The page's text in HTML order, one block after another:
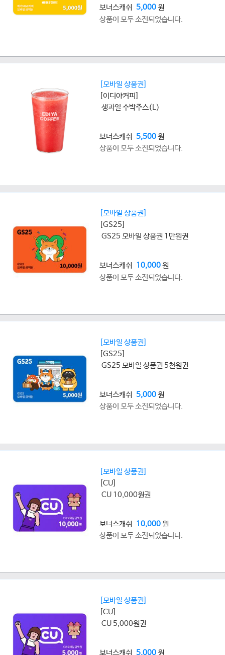
보너스캐쉬 5,000원
상품이 모두 소진되었습니다.
[모바일 상품권]
[이디야커피]
생과일 수박주스(L)
보너스캐쉬 5,500원
상품이 모두 소진되었습니다.
[모바일 상품권]
[GS25]
GS25 모바일 상품권 1만원권
보너스캐쉬 10,000원
상품이 모두 소진되었습니다.
[모바일 상품권]
[GS25]
GS25 모바일 상품권 5천원권
보너스캐쉬 5,000원
상품이 모두 소진되었습니다.
[모바일 상품권]
[CU]
CU 10,000원권
보너스캐쉬 10,000원
상품이 모두 소진되었습니다.
[모바일 상품권]
[CU]
CU 5,000원권
보너스캐쉬 5,000원